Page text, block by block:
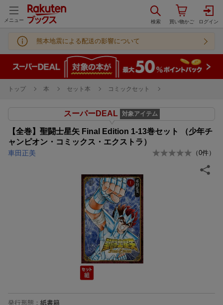
メニュー
熊本地震による配送の影響について
トップ 本 セット本 コミックセット
スーパーDEAL 対象アイテム
【全巻】聖闘士星矢 Final Edition 1-13巻セット （少年チ
ャンピオン・コミックス・エクストラ）
車田正美 （0件）
発行形態 ： 紙書籍